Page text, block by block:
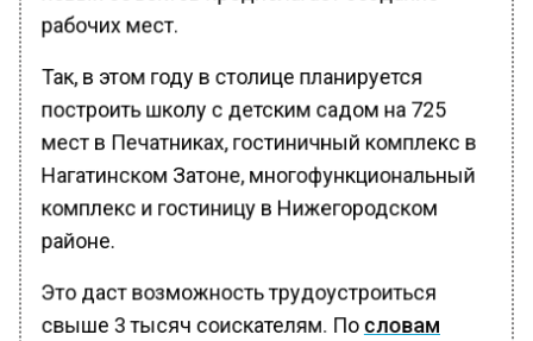
рабочих мест.
Так, в этом году в столице планируется
построить школу с детским садом на 725
мест в Печатниках, гостиничный комплекс в
Нагатинском Затоне, многофункциональный
комплекс и гостиницу в Нижегородском
районе.
Это даст возможность трудоустроиться
свыше 3 тысяч соискателям. Пословам